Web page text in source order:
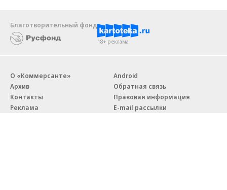
Благотворительный фонд
18+ реклама
О «Коммерсанте»
Архив
Контакты
Реклама
Android
Обратная связь
Правовая информация
E-mail рассылки